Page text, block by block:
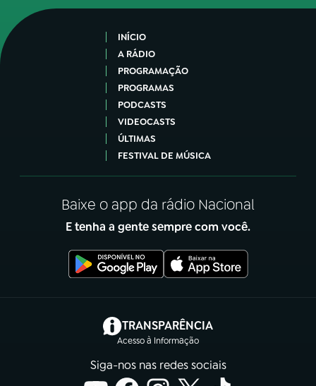
INÍCIO
A RÁDIO
PROGRAMAÇÃO
PROGRAMAS
PODCASTS
VIDEOCASTS
ÚLTIMAS
FESTIVAL DE MÚSICA
Baixe o app da rádio Nacional
E tenha a gente sempre com você.
TRANSPARÊNCIA
Acesso à Informação
(abre em nova aba)
Siga-nos nas redes sociais